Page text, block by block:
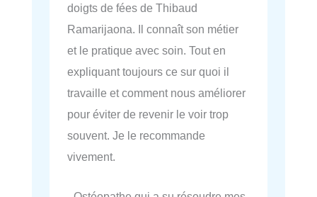
doigts de fées de Thibaud
Ramarijaona. Il connaît son métier
et le pratique avec soin. Tout en
expliquant toujours ce sur quoi il
travaille et comment nous améliorer
pour éviter de revenir le voir trop
souvent. Je le recommande
vivement.